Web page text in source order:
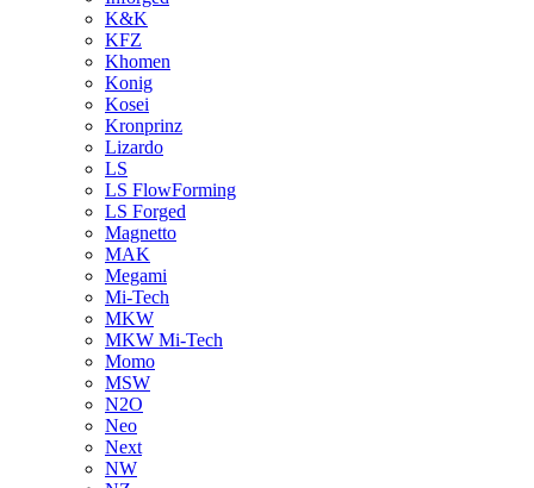
K&K
KFZ
Khomen
Konig
Kosei
Kronprinz
Lizardo
LS
LS FlowForming
LS Forged
Magnetto
MAK
Megami
Mi-Tech
MKW
MKW Mi-Tech
Momo
MSW
N2O
Neo
Next
NW